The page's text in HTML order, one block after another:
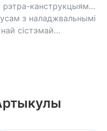
канструкцыям
з наладжвальнымі
сістэмай